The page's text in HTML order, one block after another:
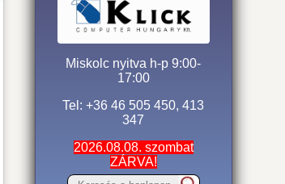
Miskolc nyitva h-p 9:00-
17:00
Tel: +36 46 505 450, 413
347
2026.08.08. szombat
ZÁRVA!